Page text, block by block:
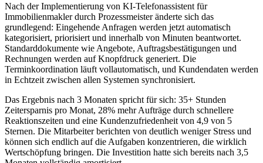
Nach der Implementierung von KI-Telefonassistent für
Immobilienmaklerdurch Prozessmeister änderte sich das
grundlegend: Eingehende Anfragen werden jetzt automatisch
kategorisiert, priorisiert und innerhalb von Minuten beantwortet.
Standarddokumente wie Angebote, Auftragsbestätigungen und
Rechnungen werden auf Knopfdruck generiert. Die
Terminkoordination läuft vollautomatisch, und Kundendaten werden
in Echtzeit zwischen allen Systemen synchronisiert.
Das Ergebnis nach 3 Monaten spricht für sich: 35+ Stunden
Zeitersparnis pro Monat, 28% mehr Aufträge durch schnellere
Reaktionszeiten und eine Kundenzufriedenheit von 4,9 von 5
Sternen. Die Mitarbeiter berichten von deutlich weniger Stress und
können sich endlich auf die Aufgaben konzentrieren, die wirklich
Wertschöpfung bringen. Die Investition hatte sich bereits nach 3,5